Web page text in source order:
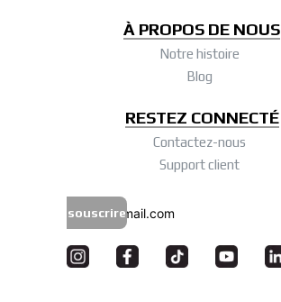
À PROPOS DE NOUS
Notre histoire
Blog
RESTEZ CONNECTÉ
Contactez-nous
Support client
souscrire